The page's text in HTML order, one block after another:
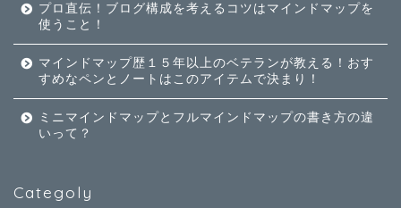
プロ直伝！ブログ構成を考えるコツはマインドマップを
使うこと！
マインドマップ歴１５年以上のベテランが教える！おす
すめなペンとノートはこのアイテムで決まり！
ミニマインドマップとフルマインドマップの書き方の違
いって？
Categoly